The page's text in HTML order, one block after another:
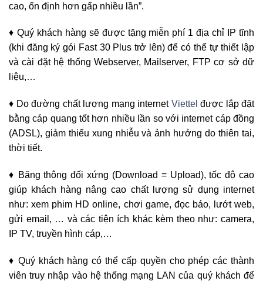
cao, ổn định hơn gấp nhiều lần”.
♦ Quý khách hàng sẽ được tặng miễn phí 1 địa chỉ IP tĩnh
(khi đăng ký gói Fast 30 Plus trở lên) để có thể tự thiết lập
và cài đặt hệ thống Webserver, Mailserver, FTP cơ sở dữ
liệu,…
♦ Do đường chất lượng mạng internet Viettel được lắp đặt
bằng cáp quang tốt hơn nhiều lần so với internet cáp đồng
(ADSL), giảm thiểu xung nhiễu và ảnh hưởng do thiên tai,
thời tiết.
♦ Băng thông đối xứng (Download = Upload), tốc độ cao
giúp khách hàng nâng cao chất lượng sử dụng internet
như: xem phim HD online, chơi game, đọc báo, lướt web,
gửi email, … và các tiện ích khác kèm theo như: camera,
IP TV, truyền hình cáp,…
♦ Quý khách hàng có thể cấp quyền cho phép các thành
viên truy nhập vào hệ thống mạng LAN của quý khách để